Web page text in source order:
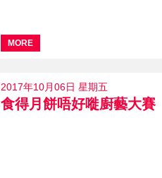
MORE
2017年10月06日 星期五
食得月餅唔好嘥廚藝大賽